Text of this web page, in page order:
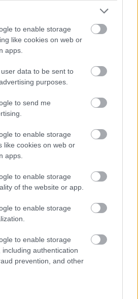
to enable storage
like cookies on web or
apps.
data to be sent to
purposes.
to send me
to enable storage
like cookies on web or
apps.
to enable storage
of the website or app.
to enable storage
to enable storage
including authentication
prevention, and other
σύμφωνα με το περιοδικό
πέντε ακόμη
ήταν στα νιάτα τους